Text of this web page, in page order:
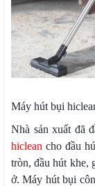
Máy hút bụi
Nhà sản xuất đã
hiclean cho đầu
tròn, đầu hút khe,
ở. Máy hút bụi